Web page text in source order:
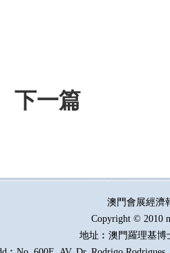
下一篇
澳門會展經
Copyright © 2010
地址︰澳門羅理基博